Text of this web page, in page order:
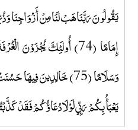
يَقُولُونَ رَبَّنَا هَبْ لَنَا مِنْ أَزْوَاجِنَا
إِمَامًا (74) أُولَئِكَ
يَعْبَأُ بِكُمْ رَبِّي لَوْلَا دُعَاؤُكُمْ فَقَدْ